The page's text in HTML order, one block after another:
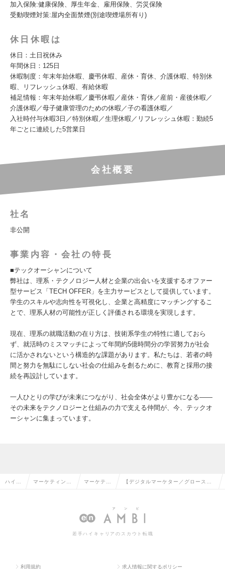
加入保険:健康保険、厚生年金、雇用保険、労災保険
受動喫煙対策:屋内全面禁煙(別途喫煙場所有り)
休日休暇は
休日：土日祝休み
年間休日：125日
休暇制度：年末年始休暇、慶弔休暇、産休・育休、介護休暇、特別休
暇、リフレッシュ休暇、有給休暇
補足情報：年末年始休暇／慶弔休暇／産休・育休／産前・産後休暇／
介護休暇／母子健康管理のための休暇／子の看護休暇／
入社時付与休暇3日／特別休暇／生理休暇／リフレッシュ休暇：勤続5
年ごとに連続した5営業日
会社概要
社名
非公開
事業内容・会社の特長
■テックオーシャンについて
弊社は、理系・テクノロジー人材と企業の出会いを支援するオファー
型サービス「TECH OFFER」を主力サービスとして提供しています。
学生のスキルや志向性を可視化し、企業と高精度にマッチングするこ
とで、理系人材の可能性が正しく評価される環境を実現します。
現在、理系の就職活動の在り方は、技術系学生の特性に適しておら
ず、就活時のミスマッチによって年間約5億時間分の学習努力が社会
に活かされないという構造的な課題があります。私たちは、若者の時
間と努力を無駄にしない社会の仕組みを創るために、教育と採用の接
続を再設計しています。
一人ひとりの学びが未来につながり、社会全体がより豊かになる——
その未来をテクノロジーと仕組みの力で支える仲間が、今、テックオ
ーシャンに集まっています。
ハイク マーケティン マーケティ
企画の転職
【デジタルマーケター／グロース】
するマーケターを募集！の求人情報
若手ハイキャリアのスカウト転職
利用規約 求人情報に関するポリシー